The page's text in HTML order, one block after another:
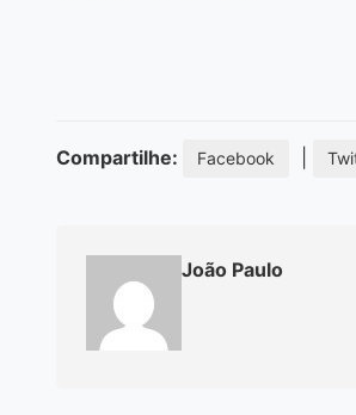
Compartilhe: Facebook
João Paulo